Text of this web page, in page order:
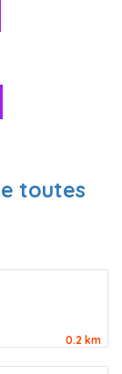
toutes
0.2 km